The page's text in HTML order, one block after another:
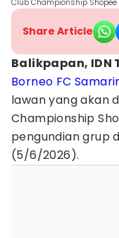
Share Article
Balikpapan, IDN
Borneo FC
lawan yang akan
Championship
pengundian grup
(5/6/2026).